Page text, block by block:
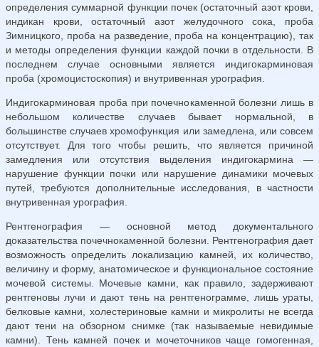
определения суммарной функции почек (остаточный азот крови,
индикан крови, остаточный азот желудочного сока, проба
Зимницкого, проба на разведение, проба на концентрацию), так
и методы определения функции каждой почки в отдельности. В
последнем случае основными является индигокарминовая
проба (хромоцистоскопия) и внутривенная урография.
Индигокарминовая проба при почечнокаменной болезни лишь в
небольшом количестве случаев бывает нормальной, в
большинстве случаев хромофункция или замедлена, или совсем
отсутствует. Для того чтобы решить, что является причиной
замедления или отсутствия выделения индигокармина —
нарушение функции почки или нарушение динамики мочевых
путей, требуются дополнительные исследова­ния, в частности
внутривенная урография.
Рентгенография — основной метод документального
доказательства почечнокаменной болезни. Рентгенография дает
возможность определить локализацию камней, их количество,
величину и форму, анатомическое и функциональное состояние
мочевой системы. Мочевые камни, как правило, задерживают
рентгеновы лучи и дают тень на рентгенограмме, лишь ураты,
белковые камни, холестериновые камни и микролиты не всегда
дают тени на обзорном снимке (так называемые невидимые
камни). Тень камней почек и мочеточников чаще гомогенная,